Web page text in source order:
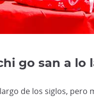
go san a lo
de los siglos,